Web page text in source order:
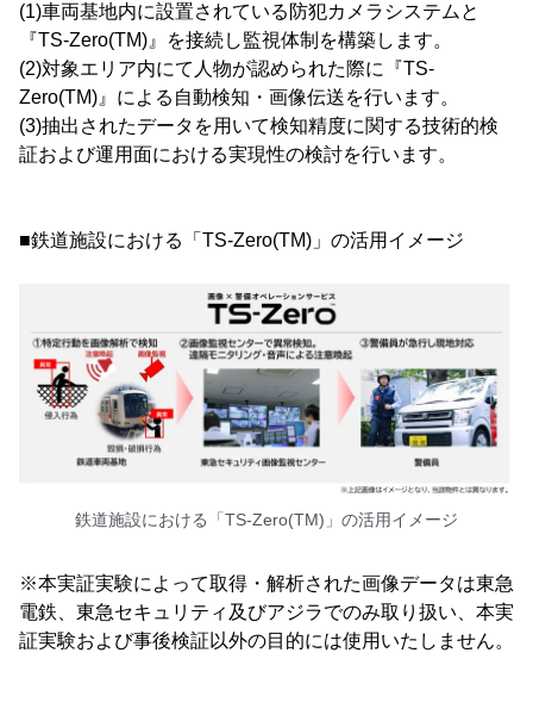
(1)車両基地内に設置されている防犯カメラシステムと
『TS-Zero(TM)』を接続し監視体制を構築します。
(2)対象エリア内にて人物が認められた際に『TS-
Zero(TM)』による自動検知・画像伝送を行います。
(3)抽出されたデータを用いて検知精度に関する技術的検
証および運用面における実現性の検討を行います。
■鉄道施設における「TS-Zero(TM)」の活用イメージ
鉄道施設における「TS-Zero(TM)」の活用イメージ
※本実証実験によって取得・解析された画像データは東急
電鉄、東急セキュリティ及びアジラでのみ取り扱い、本実
証実験および事後検証以外の目的には使用いたしません。